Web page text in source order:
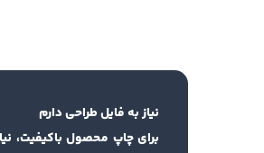
نیاز به فایل طراحی دارم
برای چاپ محصول باکیفیت،